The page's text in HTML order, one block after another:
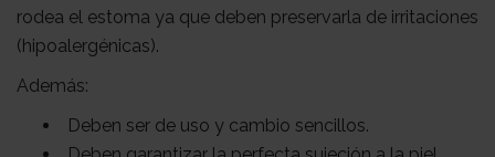
rodea el estoma ya que deben preservarla de irritaciones
(hipoalergénicas).
Además:
Deben ser de uso y cambio sencillos.